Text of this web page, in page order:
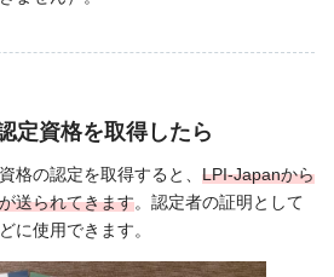
定資格を取得したら
格の認定を取得すると、 LPI-Japanから
送られてきます。認定者の証明として
に使用できます。